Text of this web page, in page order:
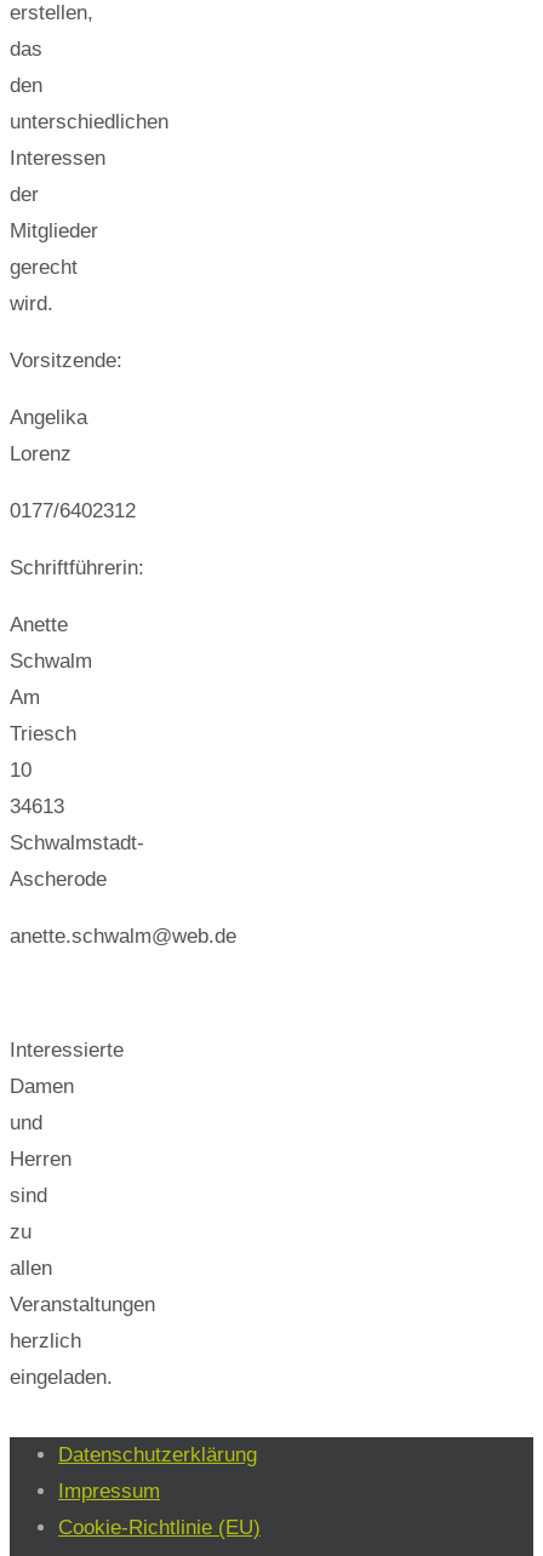
erstellen,
das
den
unterschiedlichen
Interessen
der
Mitglieder
gerecht
wird.
Vorsitzende:
Angelika
Lorenz
0177/6402312
Schriftführerin:
Anette
Schwalm
Am
Triesch
10
34613
Schwalmstadt-
Ascherode
anette.schwalm@web.de
Interessierte
Damen
und
Herren
sind
zu
allen
Veranstaltungen
herzlich
eingeladen.
Datenschutzerklärung
Impressum
Cookie-Richtlinie (EU)